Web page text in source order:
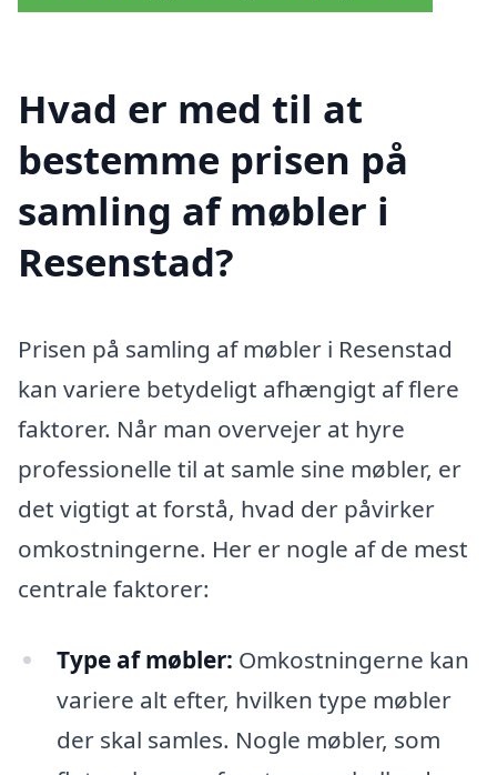
Hvad er med til at
bestemme prisen på
samling af møbler i
Resenstad?
Prisen på samling af møbler i Resenstad
kan variere betydeligt afhængigt af flere
faktorer. Når man overvejer at hyre
professionelle til at samle sine møbler, er
det vigtigt at forstå, hvad der påvirker
omkostningerne. Her er nogle af de mest
centrale faktorer:
Type af møbler: Omkostningerne kan
variere alt efter, hvilken type møbler
der skal samles. Nogle møbler, som